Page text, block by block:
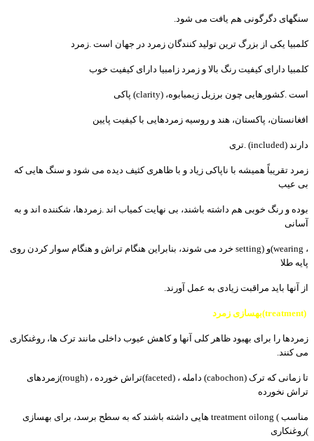
سنگھای دگرگونی ھم یافت می شود
کلمبیا یکی از بزرگ ترین تولید کنندگان زمرد در جھان است زمرد
کلمبیا دارای کیفیت رنگ بالا و زمرد زامبیا دارای کیفیت خوب
است .کشورھایی چون برزیل زیمبابوه، (clarity) پاکی
افغانستان، پاکستان، ھند و روسیه زمردھایی با کیفیت پایین
دارند . (included) تری
زمرد تقریباً ھمیشه با ناپاکی زیاد و با ظاھری کثیف دیده می شود و سنگ ھایی که
بی عیب
بوده و رنگ خوبی ھم داشته باشند، بی نھایت کمیاب اند زمردھا، شکننده اند و به
آسانی
، (wearingو setting) خرد می شوند، بنابراین ھنگام تراش و ھنگام سوار کردن روی
پایه طلا
از آنھا باید مراقبت زیادی به عمل آورند
(treatment)بھسازی زمرد
زمردھا را برای بھبود ظاھر کلی آنھا و کاھش عیوب داخلی مانند ترک ھا، روغنکاری
می کنند
تا زمانی که ترک (cabochon) دامله ، (faceted)تراش خورده ، (rough)زمردھای
تراش نخورده
مناسب treatment oilong ( ھایی داشته باشند که به سطح برسد، برای بھسازی
(روغنکاری